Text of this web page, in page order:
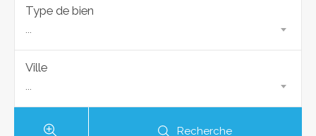
Type de bien
...
Ville
...
Recherche